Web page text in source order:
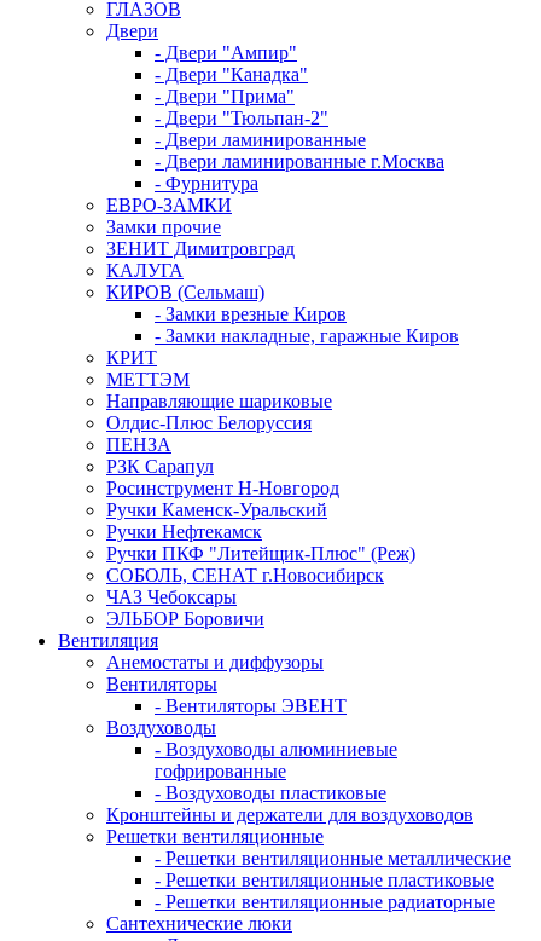
ГЛАЗОВ
Двери
- Двери "Ампир"
- Двери "Канадка"
- Двери "Прима"
- Двери "Тюльпан-2"
- Двери ламинированные
- Двери ламинированные г.Москва
- Фурнитура
ЕВРО-ЗАМКИ
Замки прочие
ЗЕНИТ Димитровград
КАЛУГА
КИРОВ (Сельмаш)
- Замки врезные Киров
- Замки накладные, гаражные Киров
КРИТ
МЕТТЭМ
Направляющие шариковые
Олдис-Плюс Белоруссия
ПЕНЗА
РЗК Сарапул
Росинструмент Н-Новгород
Ручки Каменск-Уральский
Ручки Нефтекамск
Ручки ПКФ "Литейщик-Плюс" (Реж)
СОБОЛЬ, СЕНАТ г.Новосибирск
ЧАЗ Чебоксары
ЭЛЬБОР Боровичи
Вентиляция
Анемостаты и диффузоры
Вентиляторы
- Вентиляторы ЭВЕНТ
Воздуховоды
- Воздуховоды алюминиевые
гофрированные
- Воздуховоды пластиковые
Кронштейны и держатели для воздуховодов
Решетки вентиляционные
- Решетки вентиляционные металлические
- Решетки вентиляционные пластиковые
- Решетки вентиляционные радиаторные
Сантехнические люки